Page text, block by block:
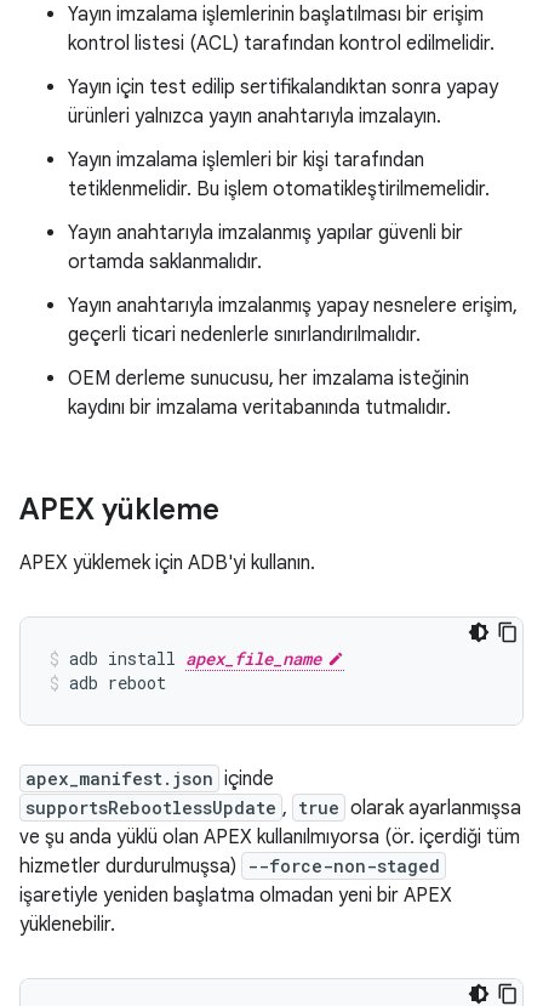
Yayın imzalama işlemlerinin başlatılması bir erişim
kontrol listesi (ACL) tarafından kontrol edilmelidir.
Yayın için test edilip sertifikalandıktan sonra yapay
ürünleri yalnızca yayın anahtarıyla imzalayın.
Yayın imzalama işlemleri bir kişi tarafından
tetiklenmelidir. Bu işlem otomatikleştirilmemelidir.
Yayın anahtarıyla imzalanmış yapılar güvenli bir
ortamda saklanmalıdır.
Yayın anahtarıyla imzalanmış yapay nesnelere erişim,
geçerli ticari nedenlerle sınırlandırılmalıdır.
OEM derleme sunucusu, her imzalama isteğinin
kaydını bir imzalama veritabanında tutmalıdır.
APEX yükleme
APEX yüklemek için ADB'yi kullanın.
adb install apex_file_name
adb reboot
apex_manifest.json içinde
supportsRebootlessUpdate , true olarak ayarlanmışsa
ve şu anda yüklü olan APEX kullanılmıyorsa (ör. içerdiği tüm
hizmetler durdurulmuşsa)
--force-non-staged
işaretiyle yeniden başlatma olmadan yeni bir APEX
yüklenebilir.